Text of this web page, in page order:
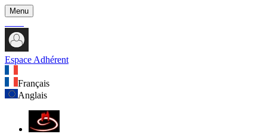
Menu
Espace Adhérent
Français
Anglais